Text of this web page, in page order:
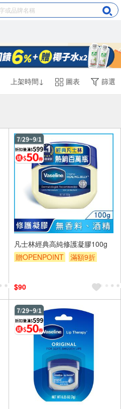
上架時間↓ 圖表 篩選
凡士林經典高純修護凝膠100g
贈OPENPOINT
滿額9折
$90